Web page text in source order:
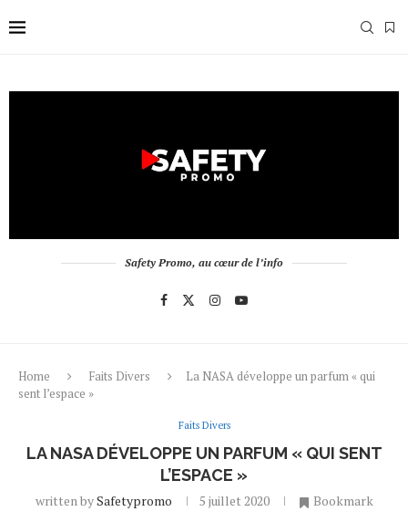
Safety Promo, au cœur de l’info
Home Faits Divers
La NASA développe un parfum « qui
sent l’espace »
Faits Divers
LA NASA DÉVELOPPE UN PARFUM « QUI SENT
L’ESPACE »
written bySafetypromo 5 juillet 2020 Bookmark